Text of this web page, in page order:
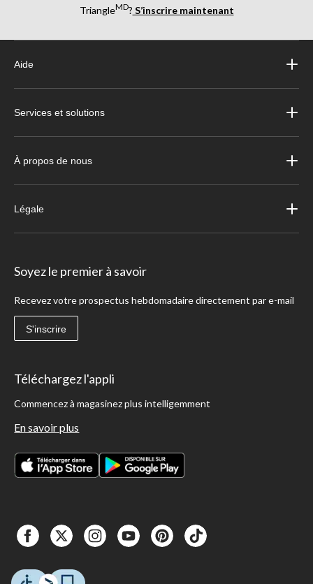
TriangleMD? S’inscrire maintenant
Aide
Services et solutions
À propos de nous
Légale
Soyez le premier à savoir
Recevez votre prospectus hebdomadaire directement par e-mail
S'inscrire
Téléchargez l'appli
Commencez à magasinez plus intelligemment
En savoir plus